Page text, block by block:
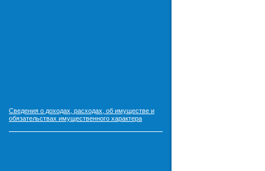
Сведения о доходах, расходах, об имуществе и
обязательствах имущественного характера